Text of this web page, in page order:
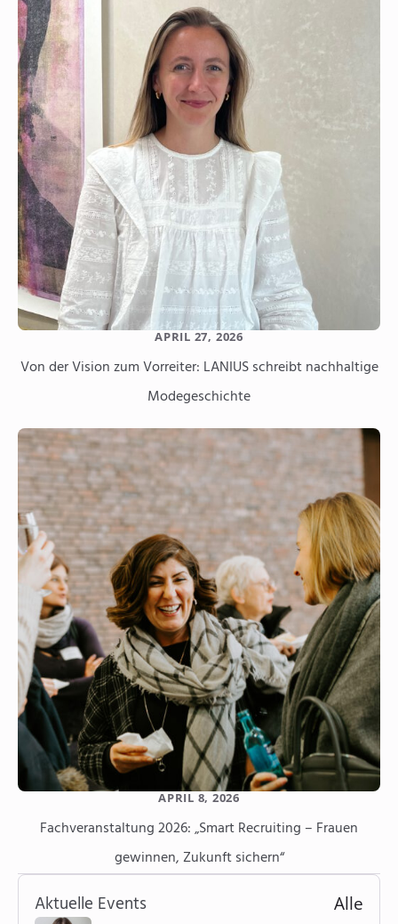
Von der Vision zum Vorreiter: LANIUS schreibt nachhaltige
Modegeschichte
APRIL 27, 2026
Fachveranstaltung 2026: „Smart Recruiting – Frauen
gewinnen, Zukunft sichern“
APRIL 8, 2026
Aktuelle Events Alle